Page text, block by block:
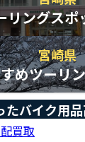
リングスポ
宮崎県
めツーリ
たバイク用
買取